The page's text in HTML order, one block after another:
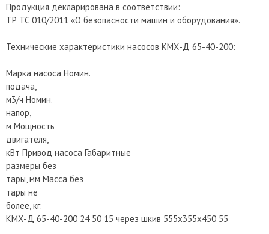
Продукция декларирована в соответствии:
ТР ТС 010/2011 «О безопасности машин и оборудования».
Технические характеристики насосов КМХ-Д 65-40-200:
Марка насоса Номин.
подача,
м3/ч Номин.
напор,
м Мощность
двигателя,
кВт Привод насоса Габаритные
размеры без
тары, мм Масса без
тары не
более, кг.
КМХ-Д 65-40-200 24 50 15 через шкив 555х355х450 55